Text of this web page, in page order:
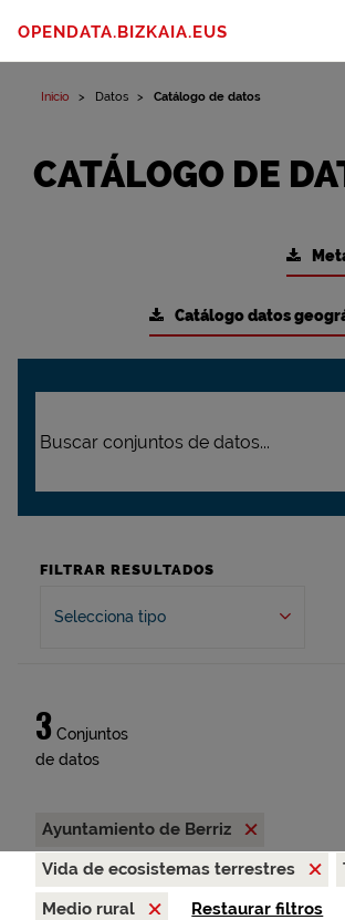
OPENDATA.BIZKAIA.EUS
Inicio Datos Catálogo de datos
CATÁLOGO DE
Catálogo datos
FILTRAR RESULTADOS
Selecciona tipo
3 Conjuntos
de datos
Ayuntamiento de Berriz
Vida de ecosistemas terrestres
Medio rural
Restaurar filtros